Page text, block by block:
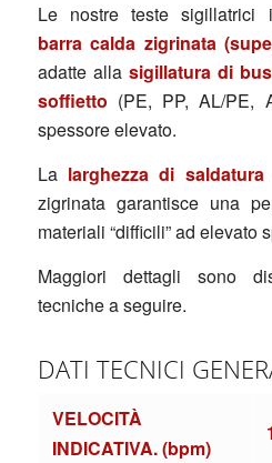
Le nostre teste sigillatrici
barra calda zigrinata
adatte allasigillatura di
soffietto (PE, PP, AL/PE,
spessore elevato.
La larghezza di saldatura
zigrinata garantisce una
materiali “difficili” ad elevato
Maggiori dettagli sono
tecniche a seguire.
DATI TECNICI
VELOCITÀ
INDICATIVA. (bpm)